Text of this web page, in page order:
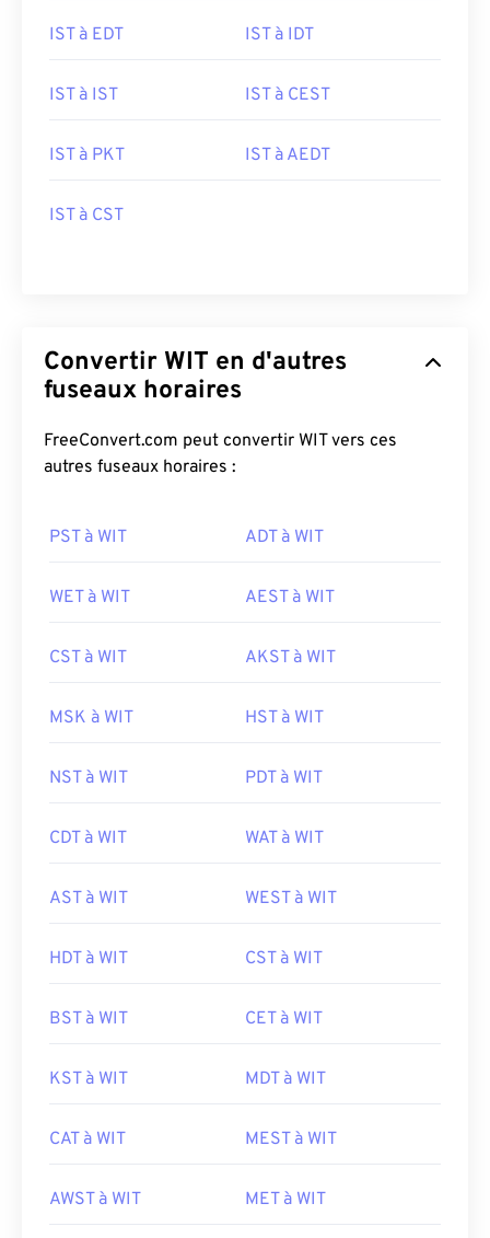
IST à EDT IST à IDT
IST à IST IST à CEST
IST à PKT IST à AEDT
IST à CST
Convertir WIT en d'autres
fuseaux horaires
FreeConvert.com peut convertir WIT vers ces
autres fuseaux horaires :
PST à WIT ADT à WIT
WET à WIT AEST à WIT
CST à WIT AKST à WIT
MSK à WIT HST à WIT
NST à WIT PDT à WIT
CDT à WIT WAT à WIT
AST à WIT WEST à WIT
HDT à WIT CST à WIT
BST à WIT CET à WIT
KST à WIT MDT à WIT
CAT à WIT MEST à WIT
AWST à WIT MET à WIT